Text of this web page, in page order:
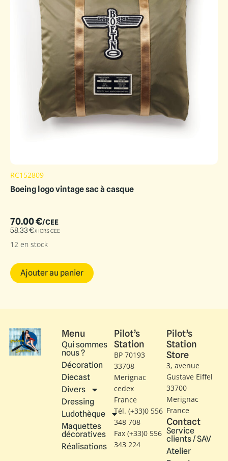
RC152809
Boeing logo vintage sac à casque
70.00€/CEE
58.33€/HORS CEE
12 en stock
Ajouter au panier
Menu
Qui sommes
nous ?
Décoration
Diecast
Divers
Dressing
Ludothèque
Maquettes
décoratives
Réalisations
Pilot’s
Station
BP 70193
33708
Merignac
cedex
France
Tél. (+33)0 556
348 708
Fax (+33)0 556
343 224
Pilot’s
Station
Store
3, avenue
Gustave Eiffel​
33700
Merignac
France
Contact
Service
clients / SAV
Atelier